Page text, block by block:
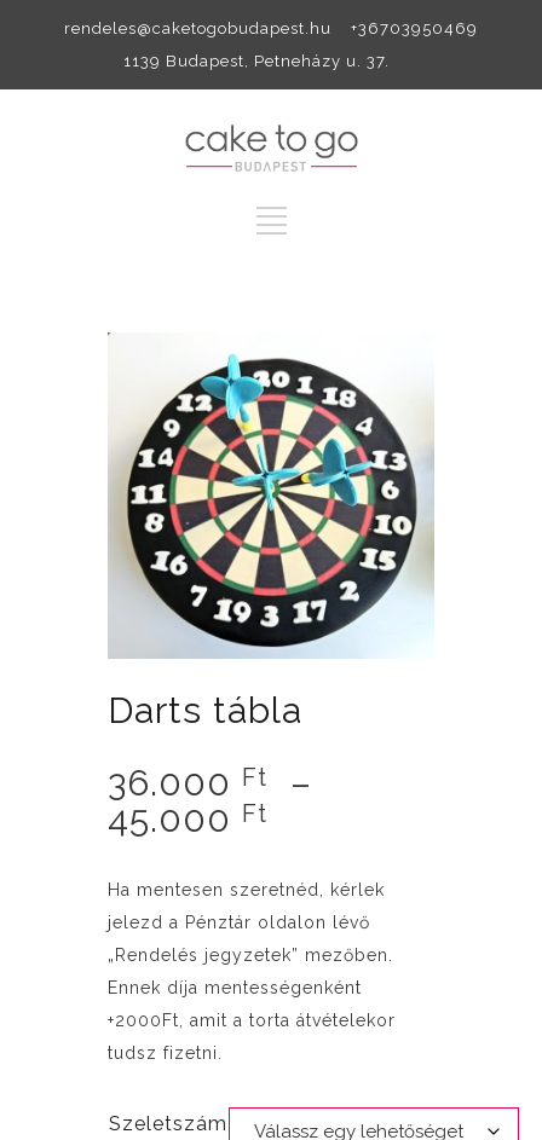
rendeles@caketogobudapest.hu +36703950469
1139 Budapest, Petneházy u. 37.
Darts tábla
36.000 Ft
–
45.000 Ft
-
45.000 Ft
Ha mentesen szeretnéd, kérlek
jelezd a Pénztár oldalon lévő
„Rendelés jegyzetek” mezőben.
Ennek díja mentességenként
+2000Ft, amit a torta átvételekor
tudsz fizetni.
Szeletszám